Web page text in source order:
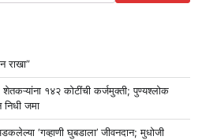
राखा”
शेतकऱ्यांना १४२ कोटींची कर्जमुक्ती; पुण्यश्लोक
निधी जमा
‘गव्हाणी घुबडाला’ जीवनदान; मुधोजी